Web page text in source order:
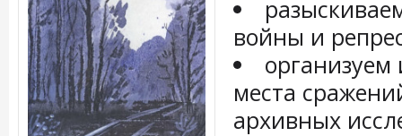
войны и
места
архивных